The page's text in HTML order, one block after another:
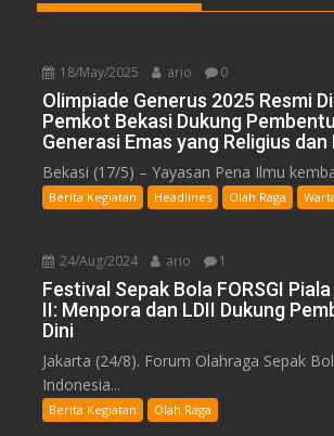
18/May/2025 ario 0
Olimpiade Generus 2025 Resmi
Pemkot Bekasi Dukung
Generasi Emas yang Religius
Bekasi (17/5) – Yayasan Pena Ilmu
Berita Kegiatan Headlines Olah Raga
24/Aug/2024 ario 1
Festival Sepak Bola FORSGI
II: Menpora dan LDII Dukung
Dini
Jakarta (24/8). Forum Olahraga Sepak
Indonesia...
Berita Kegiatan Olah Raga